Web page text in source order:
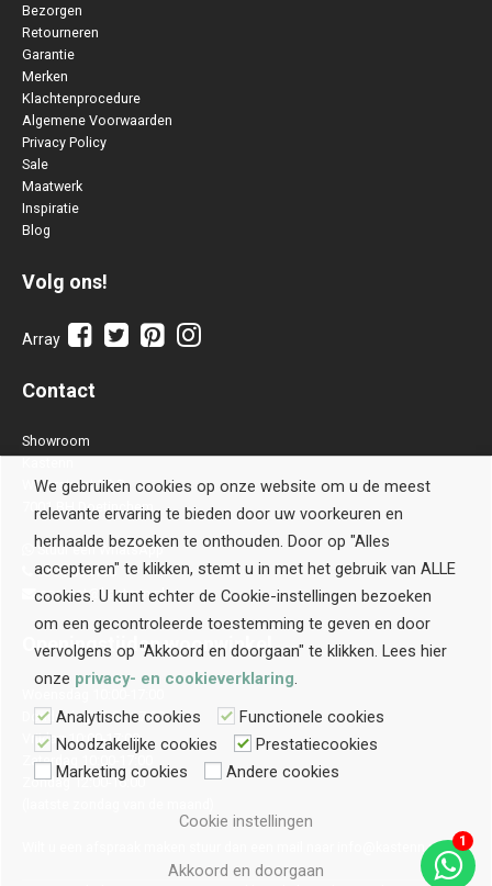
Bezorgen
Retourneren
Garantie
Merken
Klachtenprocedure
Algemene Voorwaarden
Privacy Policy
Sale
Maatwerk
Inspiratie
Blog
Volg ons!
Array
Contact
Showroom
Kastenn
Waterstraat 28 B
7001 BH Doetinchem
Stuur een WhatsApp
0314-514106
contact@kastenn.nl
Openingstijdenwoonwinkel
Donderdag 10:00-17:00
Vrijdag 10:00-17:00
Zaterdag 10:00-17:00
Zondag 12:00-16:00
info@kastenn.nl
We gebruiken cookies op onze website om u de meest
relevante ervaring te bieden door uw voorkeuren en
herhaalde bezoeken te onthouden. Door op "Alles
accepteren" te klikken, stemt u in met het gebruik van ALLE
cookies. U kunt echter de Cookie-instellingen bezoeken
om een gecontroleerde toestemming te geven en door
vervolgens op "Akkoord en doorgaan" te klikken. Lees hier
onze privacy- en cookieverklaring.
Analytische cookies
Functionele cookies
Noodzakelijke cookies
Prestatiecookies
Marketing cookies
Andere cookies
Cookie instellingen
Akkoord en doorgaan
1